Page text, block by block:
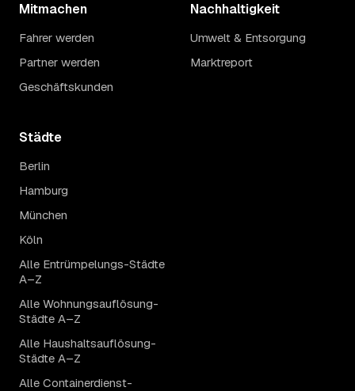
Mitmachen
Fahrer werden
Partner werden
Geschäftskunden
Nachhaltigkeit
Umwelt & Entsorgung
Marktreport
Städte
Berlin
Hamburg
München
Köln
Alle Entrümpelungs-Städte
A–Z
Alle Wohnungsauflösung-
Städte A–Z
Alle Haushaltsauflösung-
Städte A–Z
Alle Containerdienst-